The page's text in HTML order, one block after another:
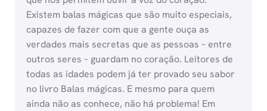
Existem balas mágicas que são muito especiais,
capazes de fazer com que a gente ouça as
verdades mais secretas que as pessoas – entre
outros seres – guardam no coração. Leitores de
todas as idades podem já ter provado seu sabor
no livro Balas mágicas. E mesmo para quem
ainda não as conhece, não há problema! Em